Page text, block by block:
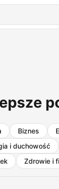
Biznes
i duchowość
Zdrowie i